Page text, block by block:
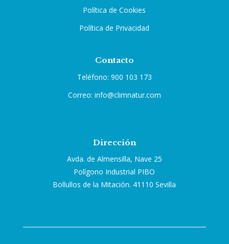
Política de Cookies
Política de Privacidad
Contacto
Teléfono: 900 103 173
Correo: info@climnatur.com
Dirección
Avda. de Almensilla, Nave 25
Polígono Industrial PIBO
Bollullos de la Mitación. 41110 Sevilla